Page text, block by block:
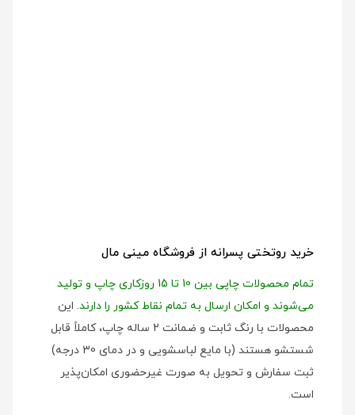
خرید روتختی پسرانه از فروشگاه مینی مال
تمام محصولات چاپی بین 10 تا 15 روزکاری چاپ و تولید
می‌شوند و امکان ارسال به تمام نقاط کشور را دارند. این
محصولات با رنگ ثابت و ضمانت 2 ساله چاپ، کاملاً قابل
شستشو هستند (با مایع لباسشویی و در دمای 30 درجه)
ثبت سفارش و تحویل به صورت غیرحضوری امکان‌پذیر
است.